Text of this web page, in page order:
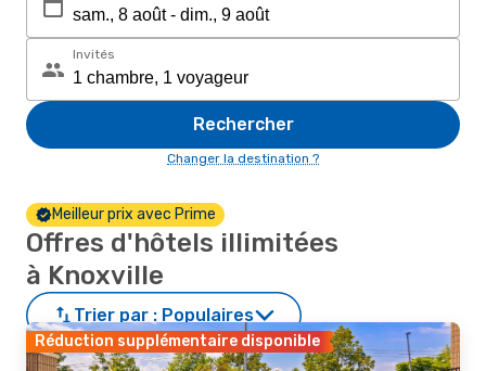
Invités
Rechercher
Changer la destination ?
Meilleur prix avec Prime
Offres d'hôtels illimitées
à Knoxville
Trier par : Populaires
Réduction supplémentaire disponible